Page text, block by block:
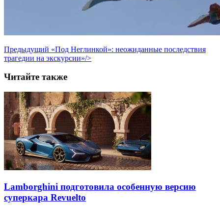
Предыдущий «Под Неглинкой»: неожиданные последствия
трагедии на экскурсии»/>
Читайте также
Lamborghini подготовила особенную версию
суперкара Revuelto